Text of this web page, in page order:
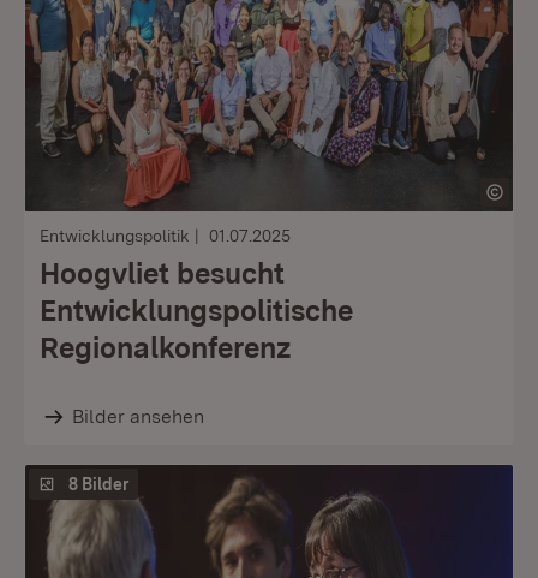
Entwicklungspolitik 01.07.2025
Hoogvliet besucht
Entwicklungspolitische
Regionalkonferenz
Bilder ansehen
8 Bilder